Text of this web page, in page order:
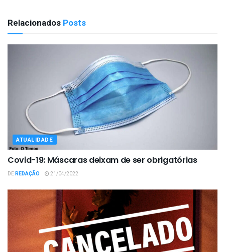
Relacionados Posts
ATUALIDADE
Covid-19: Máscaras deixam de ser obrigatórias
DEREDAÇÃO 21/04/2022